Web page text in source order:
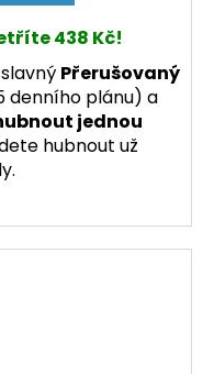
438 Kč!
Přerušovaný
plánu) a
jednou
hubnout už